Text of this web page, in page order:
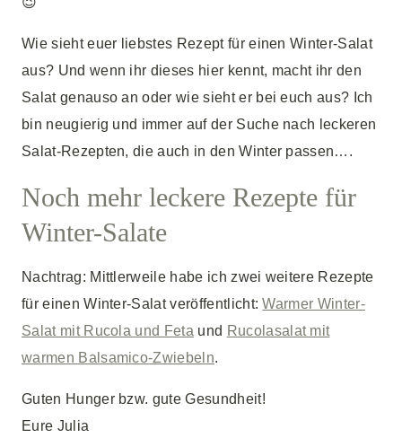
Wie sieht euer liebstes Rezept für einen Winter-Salat
aus? Und wenn ihr dieses hier kennt, macht ihr den
Salat genauso an oder wie sieht er bei euch aus? Ich
bin neugierig und immer auf der Suche nach leckeren
Salat-Rezepten, die auch in den Winter passen….
Noch mehr leckere Rezepte für
Winter-Salate
Nachtrag: Mittlerweile habe ich zwei weitere Rezepte
für einen Winter-Salat veröffentlicht:Warmer Winter-
Salat mit Rucola und Feta und Rucolasalat mit
warmen Balsamico-Zwiebeln.
Guten Hunger bzw. gute Gesundheit!
Eure Julia